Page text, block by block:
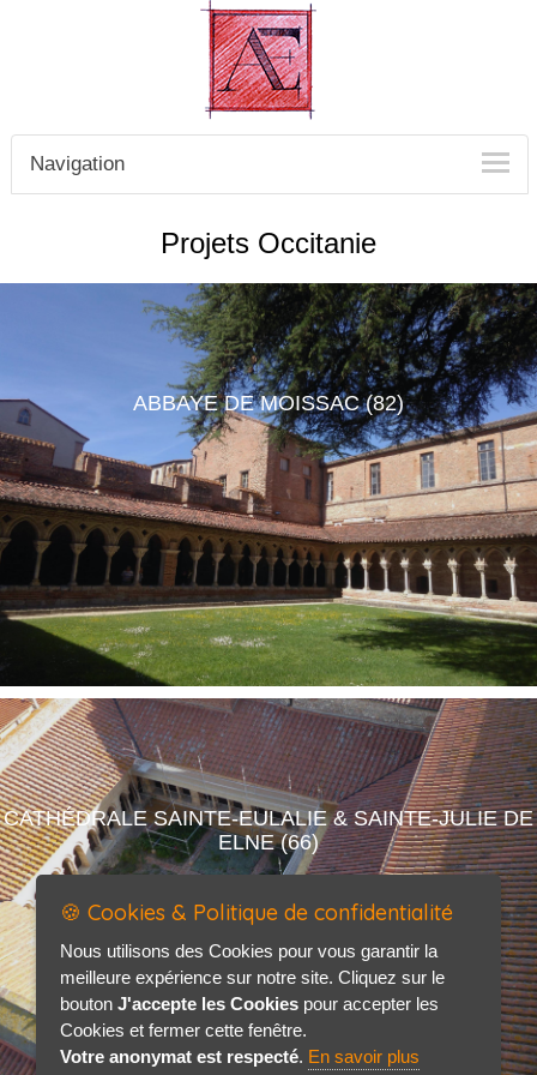
Navigation
Projets Occitanie
ABBAYE DE MOISSAC (82)
CATHÉDRALE SAINTE-EULALIE & SAINTE-JULIE DE
ELNE (66)
🍪 Cookies & Politique de confidentialité
Nous utilisons des Cookies pour vous garantir la
meilleure expérience sur notre site. Cliquez sur le
bouton J'accepte les Cookies pour accepter les
Cookies et fermer cette fenêtre.
Votre anonymat est respecté. En savoir plus